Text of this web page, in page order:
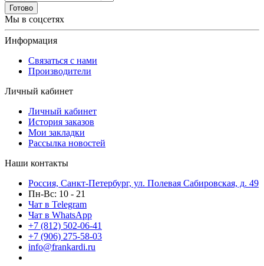
Готово
Мы в соцсетях
Информация
Связаться с нами
Производители
Личный кабинет
Личный кабинет
История заказов
Мои закладки
Рассылка новостей
Наши контакты
Россия, Санкт-Петербург, ул. Полевая Сабировская, д. 49
Пн-Вс: 10 - 21
Чат в Telegram
Чат в WhatsApp
+7 (812) 502-06-41
+7 (906) 275-58-03
info@frankardi.ru